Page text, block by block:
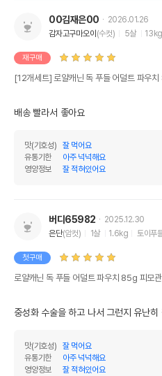
00김재은00
2026.01.26
감자고구마오이(수컷) 5살 13kg
재구매
[12개세트] 로얄캐닌 독 푸들 어덜트 파우
배송 빨라서 좋아요
맛(기호성)
잘 먹어요
유통기한
아주 넉넉해요
영양정보
잘 적혀있어요
버디65982
2025.12.30
은단(암컷) 1살 1.6kg 토이푸
첫구매
로얄캐닌 독 푸들 어덜트 파우치 85g 피모관
중성화 수술을 하고 나서 그런지 유난히
맛(기호성)
잘 먹어요
유통기한
아주 넉넉해요
영양정보
잘 적혀있어요